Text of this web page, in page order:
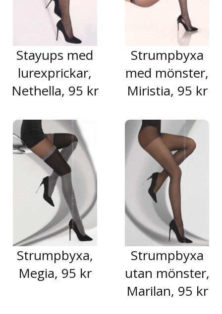
Stayups med
lurexprickar,
Nethella, 95 kr
Strumpbyxa
med mönster,
Miristia, 95 kr
Strumpbyxa,
Megia, 95 kr
Strumpbyxa
utan mönster,
Marilan, 95 kr